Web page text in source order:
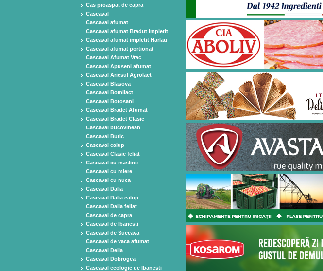
Cas proaspat de capra
Cascaval
Cascaval afumat
Cascaval afumat Bradut impletit
Cascaval afumat impletit Harlau
Cascaval afumat portionat
Cascaval Afumat Vrac
Cascaval Apuseni afumat
Cascaval Ariesul Agrolact
Cascaval Blasova
Cascaval Bomilact
Cascaval Botosani
Cascaval Bradet Afumat
Cascaval Bradet Clasic
Cascaval bucovinean
Cascaval Buric
Cascaval calup
Cascaval Clasic feliat
Cascaval cu masline
Cascaval cu miere
Cascaval cu nuca
Cascaval Dalia
Cascaval Dalia calup
Cascaval Dalia feliat
Cascaval de capra
Cascaval de Ibanesti
Cascaval de Suceava
Cascaval de vaca afumat
Cascaval Delia
Cascaval Dobrogea
Cascaval ecologic de Ibanesti